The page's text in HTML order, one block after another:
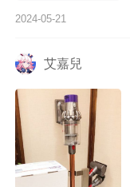
2024-05-21
艾嘉兒